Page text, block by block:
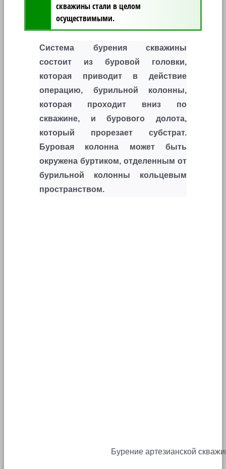
скважины стали в целом
осуществимыми.
Система бурения скважины
состоит из буровой головки,
которая приводит в действие
операцию, бурильной колонны,
которая проходит вниз по
скважине, и бурового долота,
который прорезает субстрат.
Буровая колонна может быть
окружена буртиком, отделенным от
бурильной колонны кольцевым
пространством.
Бурение артезианской